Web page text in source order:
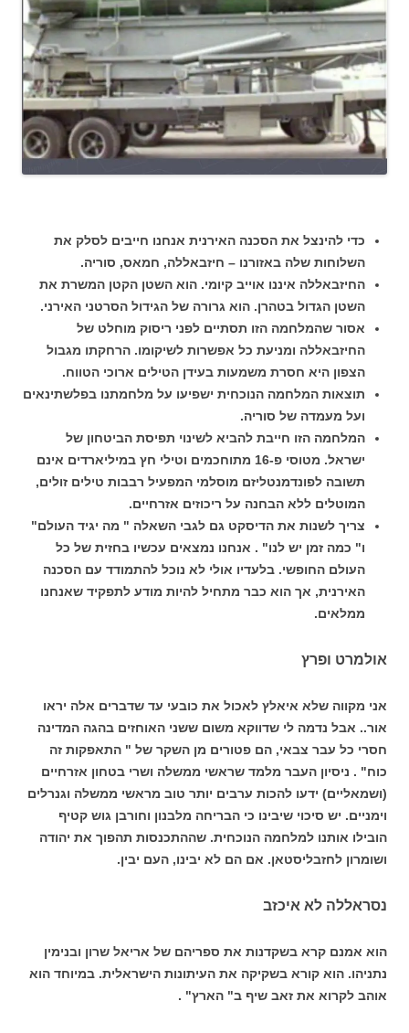
כדי להינצל את הסכנה האירנית אנחנו חייבים לסלק את
השלוחות שלה באזורנו – חיזבאללה, חמאס, סוריה.
החיזבאללה איננו אוייב קיומי. הוא השטן הקטן המשרת את
השטן הגדול בטהרן. הוא גרורה של הגידול הסרטני האירני.
אסור שהמלחמה הזו תסתיים לפני ריסוק מוחלט של
החיזבאללה ומניעת כל אפשרות לשיקומו. הרחקתו מגבול
הצפון היא חסרת משמעות בעידן הטילים ארוכי הטווח.
תוצאות המלחמה הנוכחית ישפיעו על מלחמתנו בפלשתינאים
ועל מעמדה של סוריה.
המלחמה הזו חייבת להביא לשינוי תפיסת הביטחון של
ישראל. מטוסי פ-16 מתוחכמים וטילי חץ במיליארדים אינם
תשובה לפונדמנטליזם מוסלמי המפעיל רבבות טילים זולים,
המוטלים ללא הבחנה על ריכוזים אזרחיים.
צריך לשנות את הדיסקט גם לגבי השאלה " מה יגיד העולם"
ו" כמה זמן יש לנו" . אנחנו נמצאים עכשיו בחזית של כל
העולם החופשי. בלעדיו אולי לא נוכל להתמודד עם הסכנה
האירנית, אך הוא כבר מתחיל להיות מודע לתפקיד שאנחנו
ממלאים.
אולמרט ופרץ
אני מקווה שלא איאלץ לאכול את כובעי עד שדברים אלה יראו
אור.. אבל נדמה לי שדווקא משום ששני האוחזים בהגה המדינה
חסרי כל עבר צבאי, הם פטורים מן השקר של " התאפקות זה
כוח" . ניסיון העבר מלמד שראשי ממשלה ושרי בטחון אזרחיים
(ושמאליים) ידעו להכות ערבים יותר טוב מראשי ממשלה וגנרלים
וימניים. יש סיכוי שיבינו כי הבריחה מלבנון וחורבן גוש קטיף
הובילו אותנו למלחמה הנוכחית. שההתכנסות תהפוך את יהודה
ושומרון לחזבליסטאן. אם הם לא יבינו, העם יבין.
נסראללה לא איכזב
הוא אמנם קרא בשקדנות את ספריהם של אריאל שרון ובנימין
נתניהו. הוא קורא בשקיקה את העיתונות הישראלית. במיוחד הוא
אוהב לקרוא את זאב שיף ב" הארץ" .